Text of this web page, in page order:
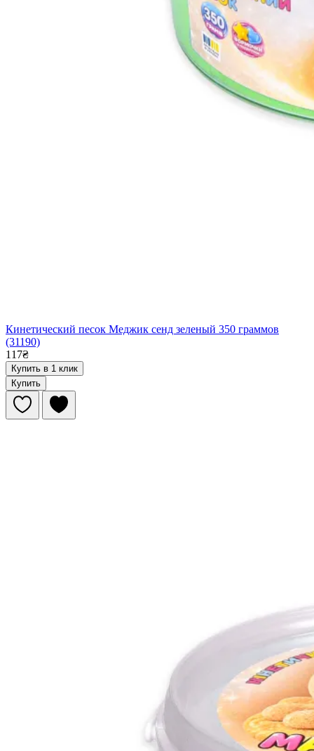
Кинетический песок Меджик сенд зеленый 350 граммов
(31190)
117₴
Купить в 1 клик
Купить